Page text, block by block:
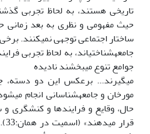
تاریخی هستند، به لحاظ تجربی
حیث مفهومی و نظری به بعد زمانی
ساختار اجتماعی توجهی نمی­کنند.
جامعه­شناختی­اند، به لحاظ تجربی
جوامع تنوع می­بخشند نادیده
می­گیرند... برعکس این دو دسته،
مورخان و جامعه­شناسانی انجام
حال، وقایع و فرایند­ها و کنش­گری و